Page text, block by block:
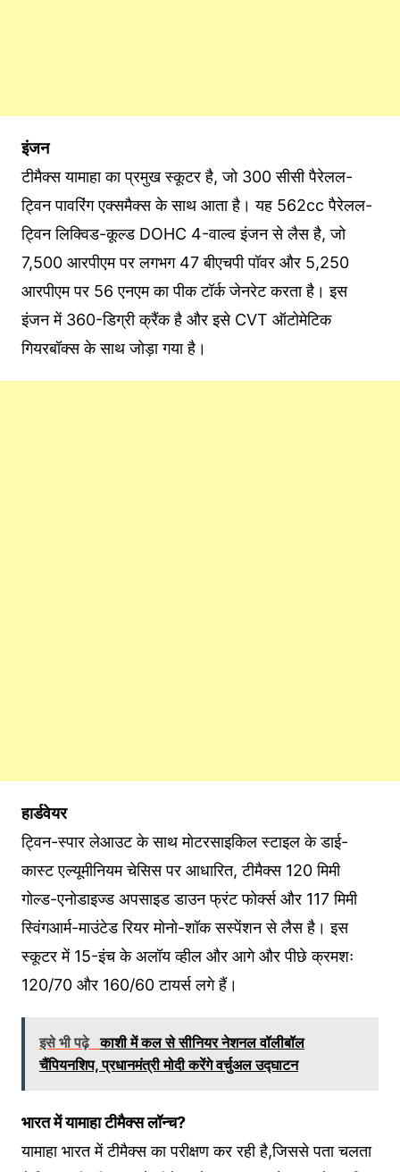
इंजन
टीमैक्स यामाहा का प्रमुख स्कूटर है, जो 300 सीसी पैरेलल-
ट्विन पावरिंग एक्समैक्स के साथ आता है। यह 562cc पैरेलल-
ट्विन लिक्विड-कूल्ड DOHC 4-वाल्व इंजन से लैस है, जो
7,500 आरपीएम पर लगभग 47 बीएचपी पॉवर और 5,250
आरपीएम पर 56 एनएम का पीक टॉर्क जेनरेट करता है। इस
इंजन में 360-डिग्री क्रैंक है और इसे CVT ऑटोमेटिक
गियरबॉक्स के साथ जोड़ा गया है।
हार्डवेयर
ट्विन-स्पार लेआउट के साथ मोटरसाइकिल स्टाइल के डाई-
कास्ट एल्यूमीनियम चेसिस पर आधारित, टीमैक्स 120 मिमी
गोल्ड-एनोडाइज्ड अपसाइड डाउन फ्रंट फोर्क्स और 117 मिमी
स्विंगआर्म-माउंटेड रियर मोनो-शॉक सस्पेंशन से लैस है। इस
स्कूटर में 15-इंच के अलॉय व्हील और आगे और पीछे क्रमशः
120/70 और 160/60 टायर्स लगे हैं।
इसे भी पढ़े काशी में कल से सीनियर नेशनल वॉलीबॉल
चैंपियनशिप, प्रधानमंत्री मोदी करेंगे वर्चुअल उद्घाटन
भारत में यामाहा टीमैक्स लॉन्च?
यामाहा भारत में टीमैक्स का परीक्षण कर रही है,जिससे पता चलता